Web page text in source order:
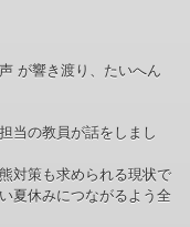
が響き渡り、たいへん
当の教員が話をしまし
対策も求められる現状で
夏休みにつながるよう全